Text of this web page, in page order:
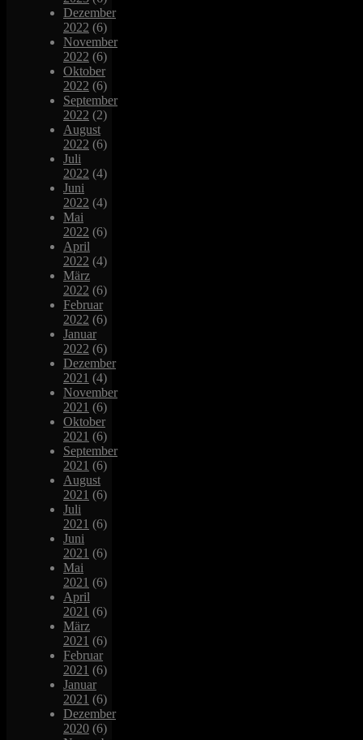
Dezember
2022 (6)
November
2022 (6)
Oktober
2022 (6)
September
2022 (2)
August
2022 (6)
Juli
2022 (4)
Juni
2022 (4)
Mai
2022 (6)
April
2022 (4)
März
2022 (6)
Februar
2022 (6)
Januar
2022 (6)
Dezember
2021 (4)
November
2021 (6)
Oktober
2021 (6)
September
2021 (6)
August
2021 (6)
Juli
2021 (6)
Juni
2021 (6)
Mai
2021 (6)
April
2021 (6)
März
2021 (6)
Februar
2021 (6)
Januar
2021 (6)
Dezember
2020 (6)